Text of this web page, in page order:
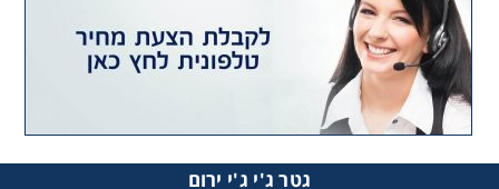
גטר ג'י ג'י ירום